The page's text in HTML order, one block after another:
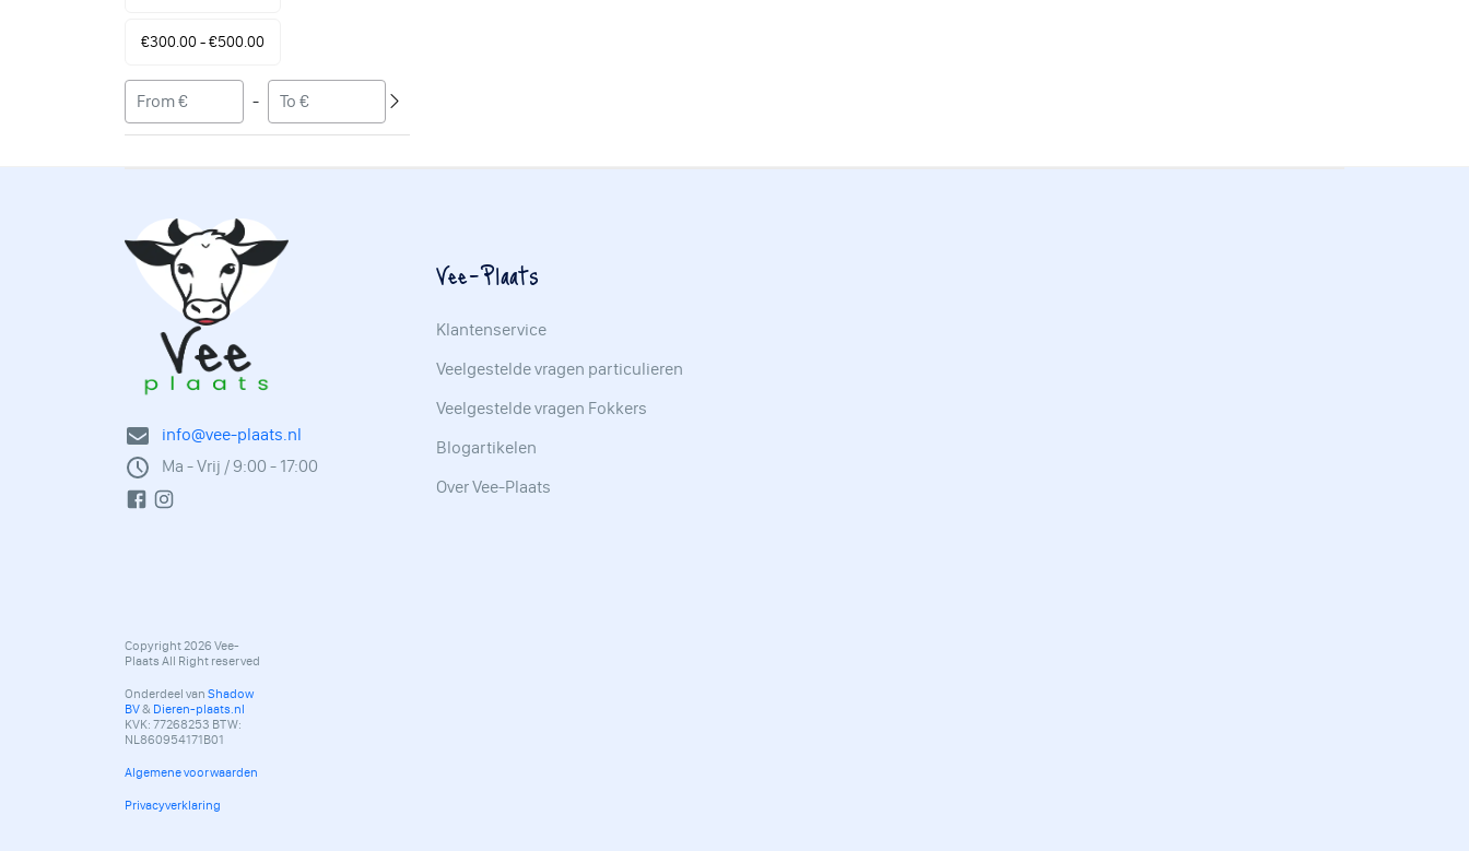
€300.00 - €500.00
-
info@vee-plaats.nl
Ma - Vrij / 9:00 - 17:00
Copyright 2026 Vee-
Plaats All Right reserved
Onderdeel van Shadow
BV& Dieren-plaats.nl
KVK: 77268253 BTW:
NL860954171B01
Algemene voorwaarden
Privacyverklaring
Vee-Plaats
Klantenservice
Veelgestelde vragen particulieren
Veelgestelde vragen Fokkers
Blogartikelen
Over Vee-Plaats